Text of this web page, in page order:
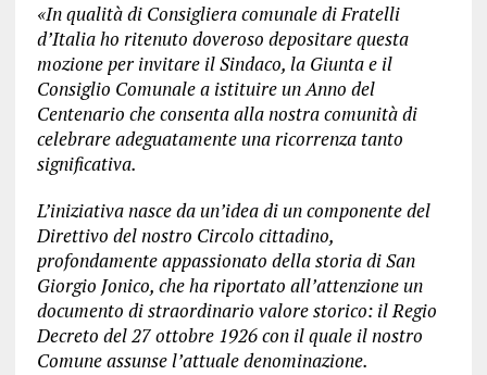
«In qualità di Consigliera comunale di Fratelli
d’Italia ho ritenuto doveroso depositare questa
mozione per invitare il Sindaco, la Giunta e il
Consiglio Comunale a istituire un Anno del
Centenario che consenta alla nostra comunità di
celebrare adeguatamente una ricorrenza tanto
significativa.
L’iniziativa nasce da un’idea di un componente del
Direttivo del nostro Circolo cittadino,
profondamente appassionato della storia di San
Giorgio Jonico, che ha riportato all’attenzione un
documento di straordinario valore storico: il Regio
Decreto del 27 ottobre 1926 con il quale il nostro
Comune assunse l’attuale denominazione.